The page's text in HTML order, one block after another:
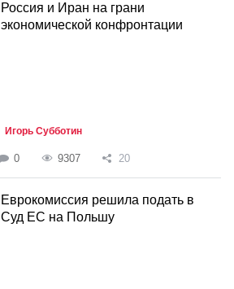
Россия и Иран на грани
экономической конфронтации
Игорь Субботин
0 9307 20
Еврокомиссия решила подать в
Суд ЕС на Польшу